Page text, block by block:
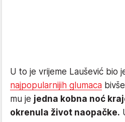
U to je vrijeme Laušević bio
najpopularnijih glumaca
mu je jedna kobna noć
okrenula život naopačke.